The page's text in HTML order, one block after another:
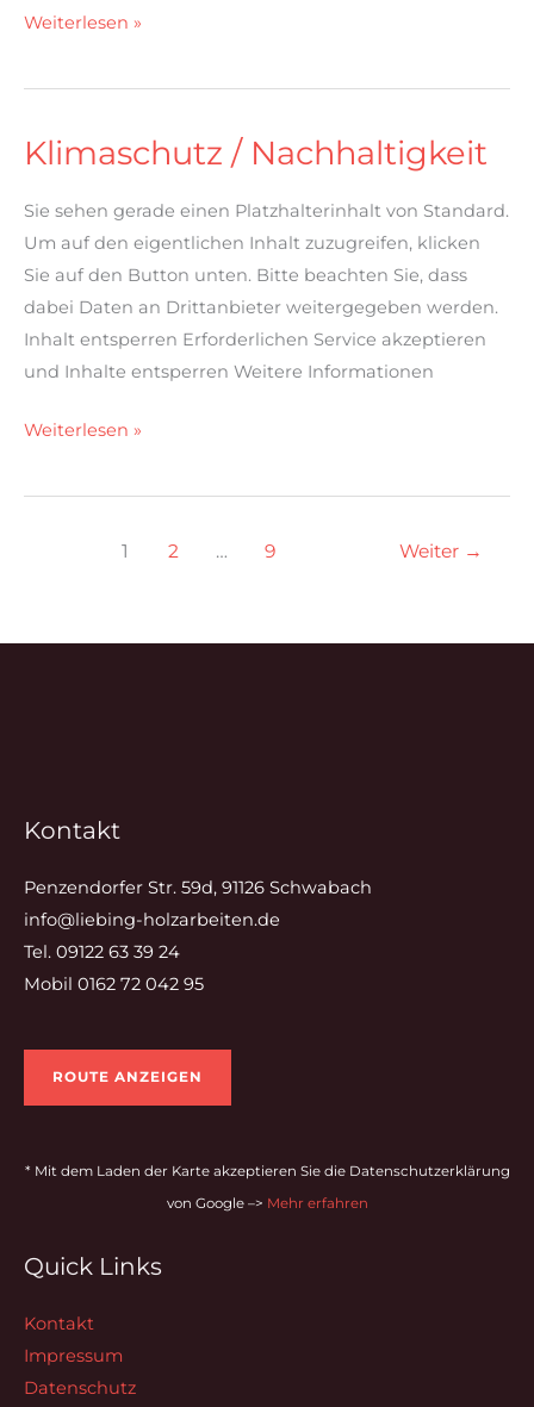
Weiterlesen »
Klimaschutz / Nachhaltigkeit
Sie sehen gerade einen Platzhalterinhalt von Standard.
Um auf den eigentlichen Inhalt zuzugreifen, klicken
Sie auf den Button unten. Bitte beachten Sie, dass
dabei Daten an Drittanbieter weitergegeben werden.
Inhalt entsperren Erforderlichen Service akzeptieren
und Inhalte entsperren Weitere Informationen
Klimaschutz
Nachhaltigkeit
Weiterlesen »
1 2 … 9 Weiter →
Kontakt
Penzendorfer Str. 59d, 91126 Schwabach
info@liebing-holzarbeiten.de
Tel. 09122 63 39 24
Mobil 0162 72 042 95
ROUTE ANZEIGEN
* Mit dem Laden der Karte akzeptieren Sie die Datenschutzerklärung
von Google –> Mehr erfahren
Quick Links
Kontakt
Impressum
Datenschutz